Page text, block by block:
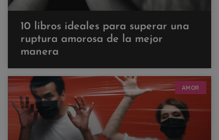
10 libros ideales para superar una
ruptura amorosa de la mejor
manera
AMOR